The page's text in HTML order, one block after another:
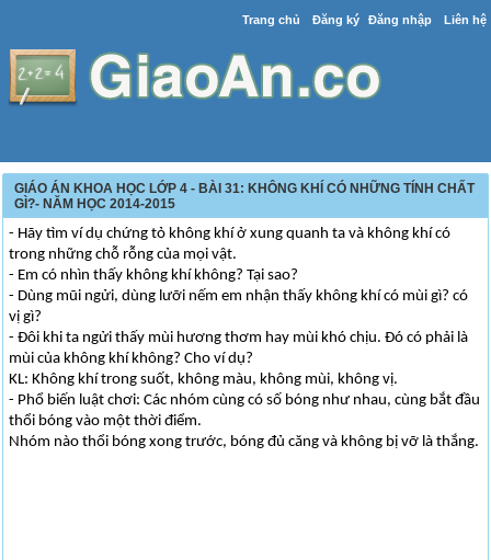
Trang chủ Đăng ký Đăng nhập Liên hệ
GIÁO ÁN KHOA HỌC LỚP 4 - BÀI 31: KHÔNG KHÍ CÓ NHỮNG TÍNH CHẤT
GÌ?- NĂM HỌC 2014-2015
- Hãy tìm ví dụ chứng tỏ không khí ở xung quanh ta và không khí có
trong những chỗ rỗng của mọi vật.
- Em có nhìn thấy không khí không? Tại sao?
- Dùng mũi ngửi, dùng lưỡi nếm em nhận thấy không khí có mùi gì? có
vị gì?
- Đôi khi ta ngửi thấy mùi hương thơm hay mùi khó chịu. Đó có phải là
mùi của không khí không? Cho ví dụ?
KL: Không khí trong suốt, không màu, không mùi, không vị.
- Phổ biến luật chơi: Các nhóm cùng có số bóng như nhau, cùng bắt đầu
thổi bóng vào một thời điểm.
Nhóm nào thổi bóng xong trước, bóng đủ căng và không bị vỡ là thắng.